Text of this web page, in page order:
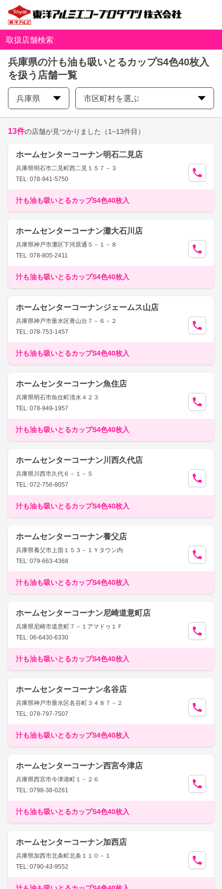
取扱店舗検索
兵庫県の汁も油も吸いとるカップS4色40枚入
を扱う店舗一覧
兵庫県 市区町村を選ぶ
13件の店舗が見つかりました （1~13件目）
ホームセンターコーナン明石二見店
兵庫県明石市二見町西二見１５７－３
TEL: 078-941-5750
汁も油も吸いとるカップS4色40枚入
ホームセンターコーナン灘大石川店
兵庫県神戸市灘区下河原通５－１－８
TEL: 078-805-2411
汁も油も吸いとるカップS4色40枚入
ホームセンターコーナンジェームス山店
兵庫県神戸市垂水区青山台７－６－２
TEL: 078-753-1457
汁も油も吸いとるカップS4色40枚入
ホームセンターコーナン魚住店
兵庫県明石市魚住町清水４２３
TEL: 078-949-1957
汁も油も吸いとるカップS4色40枚入
ホームセンターコーナン川西久代店
兵庫県川西市久代６－１－５
TEL: 072-756-8057
汁も油も吸いとるカップS4色40枚入
ホームセンターコーナン養父店
兵庫県養父市上箇１５３－１Ｙタウン内
TEL: 079-663-4368
汁も油も吸いとるカップS4色40枚入
ホームセンターコーナン尼崎道意町店
兵庫県尼崎市道意町７－１アマドゥ１Ｆ
TEL: 06-6430-6330
汁も油も吸いとるカップS4色40枚入
ホームセンターコーナン名谷店
兵庫県神戸市垂水区名谷町３４８７－２
TEL: 078-797-7507
汁も油も吸いとるカップS4色40枚入
ホームセンターコーナン西宮今津店
兵庫県西宮市今津港町１－２６
TEL: 0798-38-0261
汁も油も吸いとるカップS4色40枚入
ホームセンターコーナン加西店
兵庫県加西市北条町北条１１０－１
TEL: 0790-43-9552